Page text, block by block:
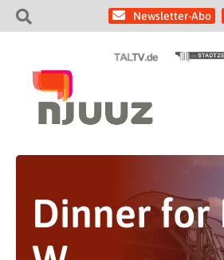
Newsletter-Abo
Dinner for